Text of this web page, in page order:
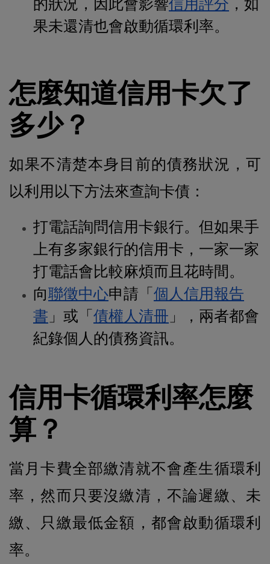
果未還清也會啟動循環利率。
怎麼知道信用卡欠了
多少？
如果不清楚本身目前的債務狀況，可
以利用以下方法來查詢卡債：
打電話詢問信用卡銀行。但如果手
上有多家銀行的信用卡，一家一家
打電話會比較麻煩而且花時間。
向聯徵中心申請「個人信用報告
書 」或「債權人清冊 」，兩者都會
紀錄個人的債務資訊。
信用卡循環利率怎麼
算？
當月卡費全部繳清就不會產生循環利
率，然而只要沒繳清，不論遲繳、未
繳、只繳最低金額，都會啟動循環利
率。